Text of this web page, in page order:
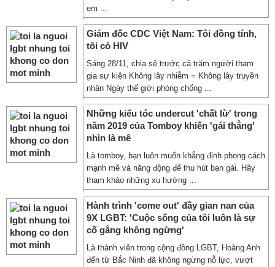
em ...
Giám đốc CDC Việt Nam: Tôi đồng tính,
tôi có HIV
Sáng 28/11, chia sẻ trước cả trăm người tham
gia sự kiện Không lây nhiễm = Không lây truyền
nhân Ngày thế giới phòng chống ...
Những kiểu tóc undercut 'chất lừ' trong
năm 2019 của Tomboy khiến 'gái thẳng'
nhìn là mê
Là tomboy, bạn luôn muốn khẳng định phong cách
mạnh mẽ và năng động để thu hút bạn gái. Hãy
tham khảo những xu hướng ...
Hành trình 'come out' đầy gian nan của
9X LGBT: 'Cuộc sống của tôi luôn là sự
cố gắng không ngừng'
Là thành viên trong cộng đồng LGBT, Hoàng Anh
đến từ Bắc Ninh đã không ngừng nỗ lực, vượt